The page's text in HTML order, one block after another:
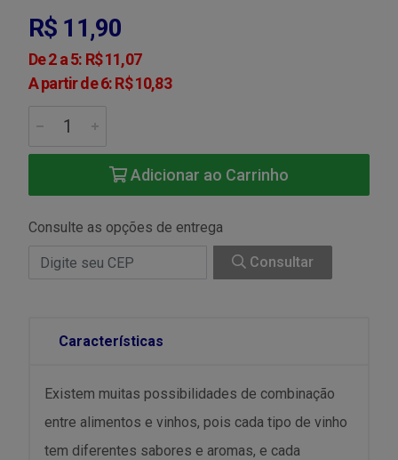
R$ 11,90
De 2 a 5: R$ 11,07
A partir de 6: R$ 10,83
Adicionar ao Carrinho
Consulte as opções de entrega
Consultar
Características
Existem muitas possibilidades de combinação
entre alimentos e vinhos, pois cada tipo de vinho
tem diferentes sabores e aromas, e cada